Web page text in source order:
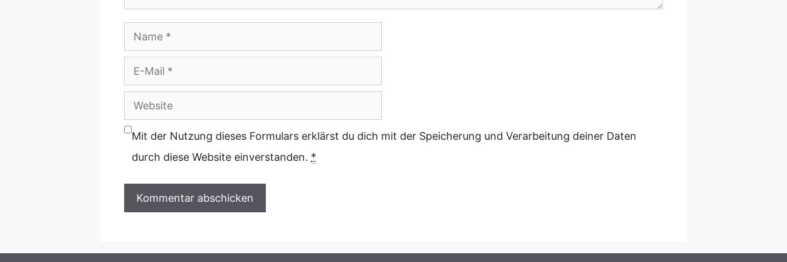
Name
E-
Mail
Website
Mit der Nutzung dieses Formulars erklärst du dich mit der Speicherung und Verarbeitung deiner Daten
durch diese Website einverstanden. *